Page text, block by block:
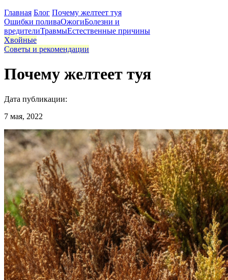
Главная Блог Почему желтеет туя
Ошибки поливаОжогиБолезни и
вредителиТравмыЕстественные причины
Хвойные
Советы и рекомендации
Почему желтеет туя
Дата публикации:
7 мая, 2022